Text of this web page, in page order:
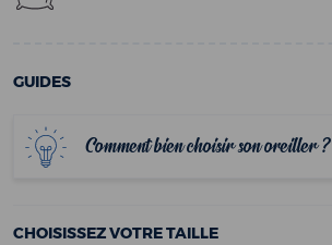
GUIDES
Comment bien choisir son oreiller ?
CHOISISSEZ VOTRE TAILLE